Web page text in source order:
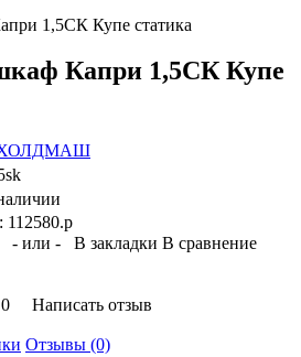
Капри 1,5СК Купе
- или - В закладки В сравнение
Написать отзыв
Отзывы (0)